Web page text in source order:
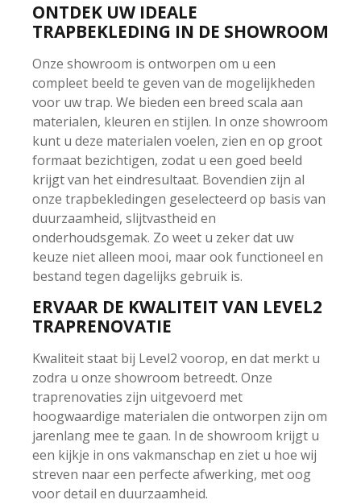
ONTDEK UW IDEALE
TRAPBEKLEDING IN DE SHOWROOM
Onze showroom is ontworpen om u een
compleet beeld te geven van de mogelijkheden
voor uw trap. We bieden een breed scala aan
materialen, kleuren en stijlen. In onze showroom
kunt u deze materialen voelen, zien en op groot
formaat bezichtigen, zodat u een goed beeld
krijgt van het eindresultaat. Bovendien zijn al
onze trapbekledingen geselecteerd op basis van
duurzaamheid, slijtvastheid en
onderhoudsgemak. Zo weet u zeker dat uw
keuze niet alleen mooi, maar ook functioneel en
bestand tegen dagelijks gebruik is.
ERVAAR DE KWALITEIT VAN LEVEL2
TRAPRENOVATIE
Kwaliteit staat bij Level2 voorop, en dat merkt u
zodra u onze showroom betreedt. Onze
traprenovaties zijn uitgevoerd met
hoogwaardige materialen die ontworpen zijn om
jarenlang mee te gaan. In de showroom krijgt u
een kijkje in ons vakmanschap en ziet u hoe wij
streven naar een perfecte afwerking, met oog
voor detail en duurzaamheid.